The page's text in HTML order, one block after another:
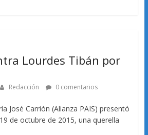
Lourdes Tibán por
Redacción 0 comentarios
José Carrión (Alianza PAIS) presentó
de octubre de 2015, una querella